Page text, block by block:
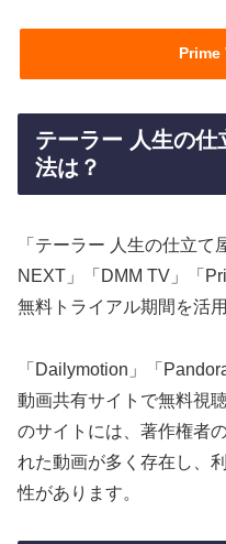
Prime
テーラー 人生の仕
法は？
「テーラー 人生の仕立
NEXT」「DMM TV」「
無料トライアル期間を活
「Dailymotion」「
動画共有サイトで無料視
のサイトには、著作権者
れた動画が多く存在し、
性があります。